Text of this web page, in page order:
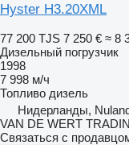
Hyster H3.20XML
77 200 TJS 7 250 € ≈ 8
Дизельный погрузчик
1998
7 998 м/ч
Топливо дизель
Нидерланды,
VAN DE WERT
Связаться с